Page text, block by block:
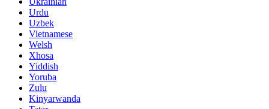
Urdu
Uzbek
Vietnamese
Welsh
Xhosa
Yiddish
Yoruba
Zulu
Kinyarwanda